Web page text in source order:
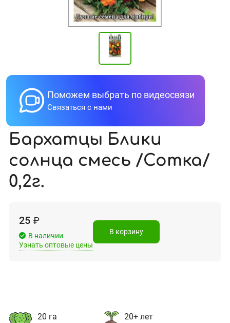
Поможем выбрать по видеосвязи
Связаться с нами
Бархатцы Блики
солнца смесь /Сотка/
0,2г.
25 ₽
В наличии
Узнать оптовые цены
В корзину
20 га 20+ лет